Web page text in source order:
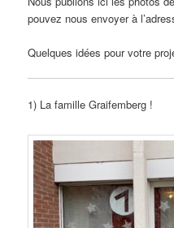
pouvez nous envoyer à
Quelques idées pour votre
1) La famille Graifemberg !